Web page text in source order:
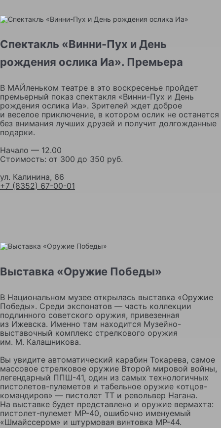
Спектакль «Винни-Пух и День
рождения ослика Иа». Премьера
В МАЙленьком театре в это воскресенье пройдет
премьерный показ спектакля «Винни-Пух и День
рождения ослика Иа». Зрителей ждет доброе
и веселое приключение, в котором ослик не останется
без внимания лучших друзей и получит долгожданные
подарки.
Начало — 12.00
Стоимость: от 300 до 350 руб.
ул. Калинина, 66
+7 (8352) 67-00-01
Выставка «Оружие Победы»
В Национальном музее открылась выставка «Оружие
Победы». Среди экспонатов — часть коллекции
подлинного советского оружия, привезенная
из Ижевска. Именно там находится Музейно-
выставочный комплекс стрелкового оружия
им. М. Калашникова.
Вы увидите автоматический карабин Токарева, самое
массовое стрелковое оружие Второй мировой войны,
легендарный ППШ-41, один из самых технологичных
пистолетов-пулеметов и табельное оружие «отцов-
командиров» — пистолет ТТ и револьвер Нагана.
На выставке будет представлено и оружие вермахта:
пистолет-пулемет МР-40, ошибочно именуемый
«Шмайссером» и штурмовая винтовка МР-44.